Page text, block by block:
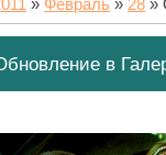
» Февраль » 28 »
в